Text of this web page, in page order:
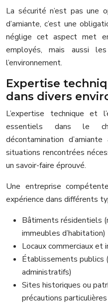
La sécurité n’est pas une
d’amiante, c’est une
néglige cet aspect met
employés, mais aussi
l’environnement.
Expertise
dans divers
L’expertise technique et
essentiels dans le
décontamination
situations rencontrées
un savoir-faire éprouvé.
Une entreprise
expérience dans différents
Bâtiments résidentiels
immeubles d’habitation)
Locaux commerciaux et
Établissements publics
administratifs)
Sites historiques ou
précautions particulières